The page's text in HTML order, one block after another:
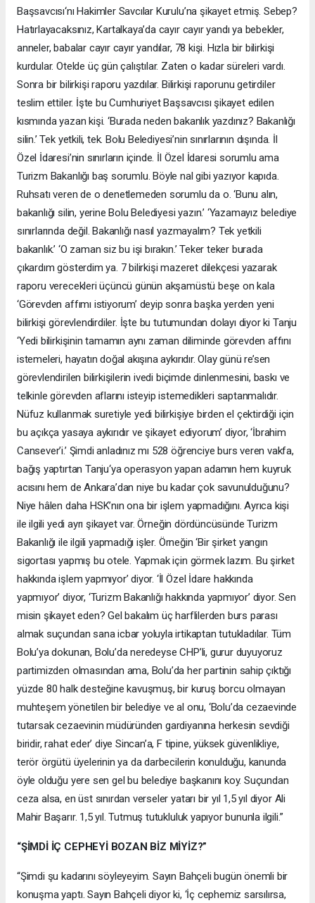
Başsavcısı‘nı Hakimler Savcılar Kurulu’na şikayet etmiş. Sebep?
Hatırlayacaksınız, Kartalkaya’da cayır cayır yandı ya bebekler,
anneler, babalar cayır cayır yandılar, 78 kişi. Hızla bir bilirkişi
kurdular. Otelde üç gün çalıştılar. Zaten o kadar süreleri vardı.
Sonra bir bilirkişi raporu yazdılar. Bilirkişi raporunu getirdiler
teslim ettiler. İşte bu Cumhuriyet Başsavcısı şikayet edilen
kısmında yazan kişi. ‘Burada neden bakanlık yazdınız? Bakanlığı
silin.’ Tek yetkili, tek. Bolu Belediyesi’nin sınırlarının dışında. İl
Özel İdaresi’nin sınırların içinde. İl Özel İdaresi sorumlu ama
Turizm Bakanlığı baş sorumlu. Böyle nal gibi yazıyor kapıda.
Ruhsatı veren de o denetlemeden sorumlu da o. ‘Bunu alın,
bakanlığı silin, yerine Bolu Belediyesi yazın.’ ‘Yazamayız belediye
sınırlarında değil. Bakanlığı nasıl yazmayalım? Tek yetkili
bakanlık.’ ‘O zaman siz bu işi bırakın.’ Teker teker burada
çıkardım gösterdim ya. 7 bilirkişi mazeret dilekçesi yazarak
raporu verecekleri üçüncü günün akşamüstü beşe on kala
‘Görevden affımı istiyorum’ deyip sonra başka yerden yeni
bilirkişi görevlendirdiler. İşte bu tutumundan dolayı diyor ki Tanju
‘Yedi bilirkişinin tamamın aynı zaman diliminde görevden affını
istemeleri, hayatın doğal akışına aykırıdır. Olay günü re’sen
görevlendirilen bilirkişilerin ivedi biçimde dinlenmesini, baskı ve
telkinle görevden aflarını isteyip istemedikleri saptanmalıdır.
Nüfuz kullanmak suretiyle yedi bilirkişiye birden el çektirdiği için
bu açıkça yasaya aykırıdır ve şikayet ediyorum’ diyor, ‘İbrahim
Cansever’i.’ Şimdi anladınız mı 528 öğrenciye burs veren vakfa,
bağış yaptırtan Tanju‘ya operasyon yapan adamın hem kuyruk
acısını hem de Ankara’dan niye bu kadar çok savunulduğunu?
Niye hâlen daha HSK’nın ona bir işlem yapmadığını. Ayrıca kişi
ile ilgili yedi ayrı şikayet var. Örneğin dördüncüsünde Turizm
Bakanlığı ile ilgili yapmadığı işler. Örneğin ‘Bir şirket yangın
sigortası yapmış bu otele. Yapmak için görmek lazım. Bu şirket
hakkında işlem yapmıyor’ diyor. ‘İl Özel İdare hakkında
yapmıyor’ diyor, ‘Turizm Bakanlığı hakkında yapmıyor’ diyor. Sen
misin şikayet eden? Gel bakalım üç harflilerden burs parası
almak suçundan sana icbar yoluyla irtikaptan tutukladılar. Tüm
Bolu’ya dokunan, Bolu’da neredeyse CHP’li, gurur duyuyoruz
partimizden olmasından ama, Bolu’da her partinin sahip çıktığı
yüzde 80 halk desteğine kavuşmuş, bir kuruş borcu olmayan
muhteşem yönetilen bir belediye ve al onu, ‘Bolu’da cezaevinde
tutarsak cezaevinin müdüründen gardiyanına herkesin sevdiği
biridir, rahat eder’ diye Sincan’a, F tipine, yüksek güvenlikliye,
terör örgütü üyelerinin ya da darbecilerin konulduğu, kanunda
öyle olduğu yere sen gel bu belediye başkanını koy. Suçundan
ceza alsa, en üst sınırdan verseler yatarı bir yıl 1,5 yıl diyor Ali
Mahir Başarır. 1,5 yıl. Tutmuş tutukluluk yapıyor bununla ilgili.”
“ŞİMDİ İÇ CEPHEYİ BOZAN BİZ MİYİZ?”
“Şimdi şu kadarını söyleyeyim. Sayın Bahçeli bugün önemli bir
konuşma yaptı. Sayın Bahçeli diyor ki, ‘İç cephemiz sarsılırsa,